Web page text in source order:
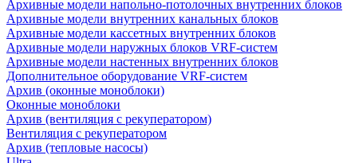
Архивные модели напольно-потолочных внутренних блоков
Архивные модели внутренних канальных блоков
Архивные модели кассетных внутренних блоков
Архивные модели наружных блоков VRF-систем
Архивные модели настенных внутренних блоков
Дополнительное оборудование VRF-систем
Архив (оконные моноблоки)
Оконные моноблоки
Архив (вентиляция с рекуператором)
Вентиляция с рекуператором
Архив (тепловые насосы)